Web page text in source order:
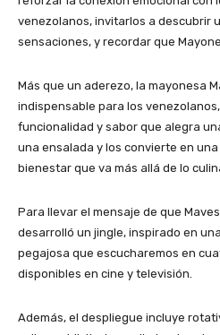
venezolanos, invitarlos a descubrir
sensaciones, y recordar que
Más que un aderezo, la mayonesa
indispensable para los
funcionalidad y sabor que alegra
una ensalada y los convierte en
bienestar que va más allá de lo
Para llevar el mensaje de que
desarrolló un jingle, inspirado en
pegajosa que escucharemos en
disponibles en cine y televisión.
Además, el despliegue incluye